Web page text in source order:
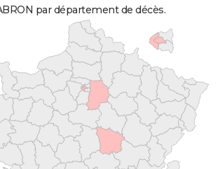
par département de décès.